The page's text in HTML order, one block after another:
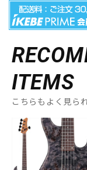
ITEMS
こちらもよく見ら